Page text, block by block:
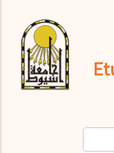
décisions
Expatriés
Journal